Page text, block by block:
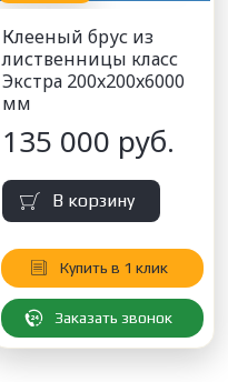
Клееный брус из
лиственницы класс
Экстра 200x200x6000
мм
135 000 руб.
В корзину
Купить в 1 клик
Заказать звонок